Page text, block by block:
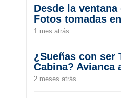
Desde la
Fotos tomadas
1 mes atrás
¿Sueñas con ser
Cabina? Avianca
2 meses atrás